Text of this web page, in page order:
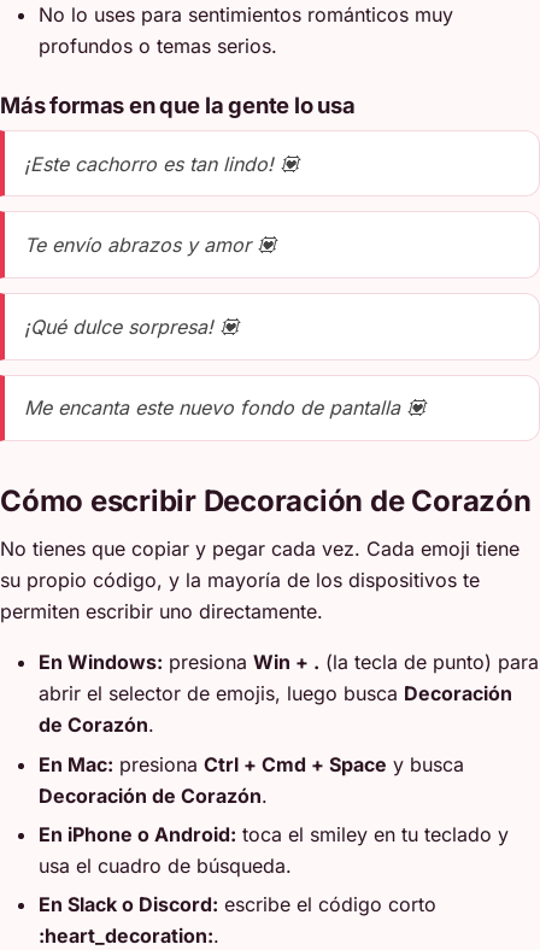
No lo uses para sentimientos románticos muy
profundos o temas serios.
Más formas en que la gente lo usa
¡Este cachorro es tan lindo! 💟
Te envío abrazos y amor 💟
¡Qué dulce sorpresa! 💟
Me encanta este nuevo fondo de pantalla 💟
Cómo escribir Decoración de Corazón
No tienes que copiar y pegar cada vez. Cada emoji tiene
su propio código, y la mayoría de los dispositivos te
permiten escribir uno directamente.
En Windows: presiona Win + . (la tecla de punto) para
abrir el selector de emojis, luego busca Decoración
de Corazón.
En Mac: presiona Ctrl + Cmd + Space y busca
Decoración de Corazón.
En iPhone o Android: toca el smiley en tu teclado y
usa el cuadro de búsqueda.
En Slack o Discord: escribe el código corto
:heart_decoration:.